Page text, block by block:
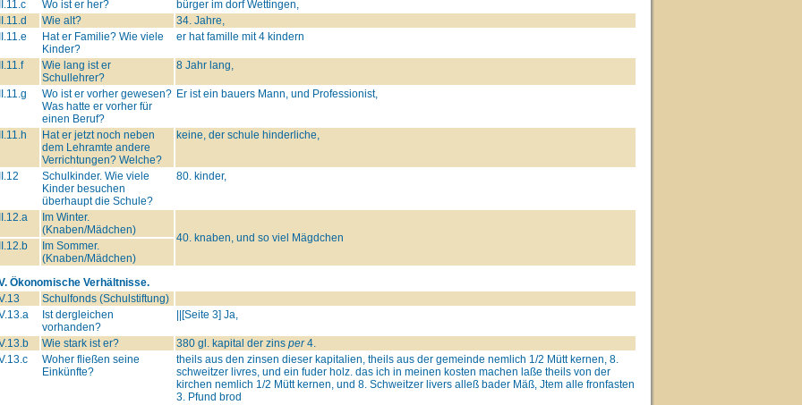
Wo ist er her?
bürger im dorf Wettingen,
Wie alt?
34. Jahre,
Hat er Familie? Wie viele
Kinder?
er hat famille mit 4 kindern
Wie lang ist er
Schullehrer?
8 Jahr lang,
Wo ist er vorher gewesen?
Was hatte er vorher für
einen Beruf?
Er ist ein bauers Mann, und Professionist,
Hat er jetzt noch neben
dem Lehramte andere
Verrichtungen? Welche?
keine, der schule hinderliche,
Schulkinder. Wie viele
Kinder besuchen
überhaupt die Schule?
80. kinder,
Im Winter.
(Knaben/Mädchen)
40. knaben, und so viel Mägdchen
Im Sommer.
(Knaben/Mädchen)
Ökonomische Verhältnisse.
Schulfonds (Schulstiftung)
Ist dergleichen
vorhanden?
||[Seite 3] Ja,
Wie stark ist er? 380 gl. kapital der zins per4.
Woher fließen seine
Einkünfte?
theils aus den zinsen dieser kapitalien, theils aus der gemeinde nemlich 1/2 Mütt kernen, 8.
schweitzer livres, und ein fuder holz. das ich in meinen kosten machen laße theils von der
kirchen nemlich 1/2 Mütt kernen, und 8. Schweitzer livers alleß bader Mäß, Jtem alle fronfasten
3. Pfund brod